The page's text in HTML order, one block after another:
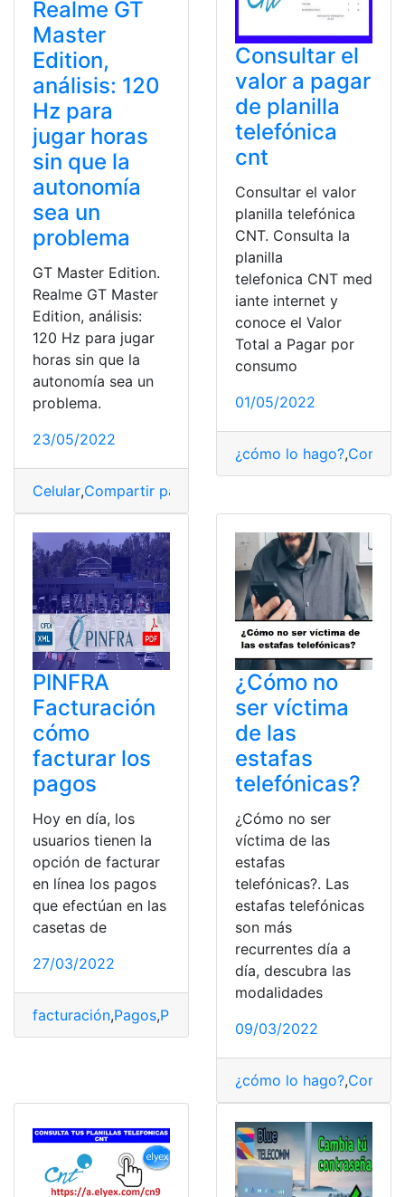
Realme GT
Master
Edition,
análisis: 120
Hz para
jugar horas
sin que la
autonomía
sea un
problema
GT Master Edition.
Realme GT Master
Edition, análisis:
120 Hz para jugar
horas sin que la
autonomía sea un
problema.
23/05/2022
Celular,Compartir pantalla
Consultar el
valor a pagar
de planilla
telefónica
cnt
Consultar el valor
planilla telefónica
CNT. Consulta la
planilla
telefonica CNT med
iante internet y
conoce el Valor
Total a Pagar por
consumo
01/05/2022
¿cómo lo hago?,
PINFRA
Facturación
cómo
facturar los
pagos
Hoy en día, los
usuarios tienen la
opción de facturar
en línea los pagos
que efectúan en las
casetas de
27/03/2022
facturación,Pagos,Pinfra
¿Cómo no
ser víctima
de las
estafas
telefónicas?
¿Cómo no ser
víctima de las
estafas
telefónicas?. Las
estafas telefónicas
son más
recurrentes día a
día, descubra las
modalidades
09/03/2022
¿cómo lo hago?,